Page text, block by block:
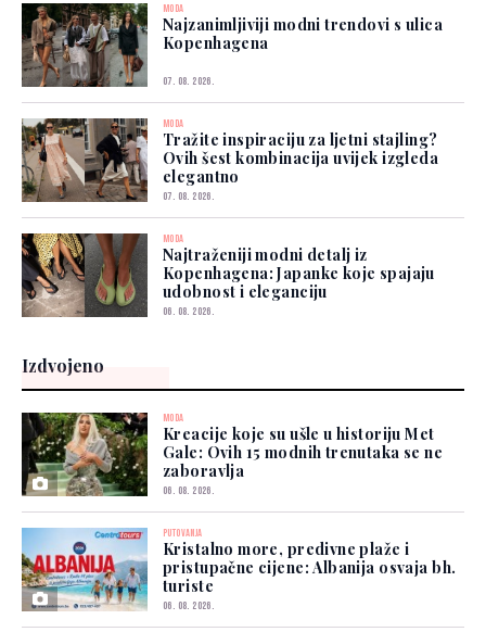
MODA
Najzanimljiviji modni trendovi s ulica
Kopenhagena
07. 08. 2026.
MODA
Tražite inspiraciju za ljetni stajling?
Ovih šest kombinacija uvijek izgleda
elegantno
07. 08. 2026.
MODA
Najtraženiji modni detalj iz
Kopenhagena: Japanke koje spajaju
udobnost i eleganciju
06. 08. 2026.
Izdvojeno
MODA
Kreacije koje su ušle u historiju Met
Gale: Ovih 15 modnih trenutaka se ne
zaboravlja
06. 08. 2026.
PUTOVANJA
Kristalno more, predivne plaže i
pristupačne cijene: Albanija osvaja bh.
turiste
06. 08. 2026.